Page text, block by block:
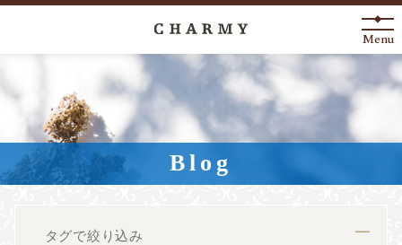
New Arrival
About
Engagement Ring
Menu
Blog
タグで絞り込み